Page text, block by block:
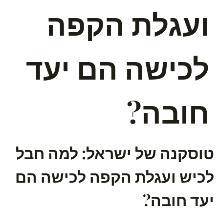
ועגלת הקפה
לכישה הם יעד
חובה?
טוסקנה של ישראל: למה חבל
לכיש ועגלת הקפה לכישה הם
יעד חובה?